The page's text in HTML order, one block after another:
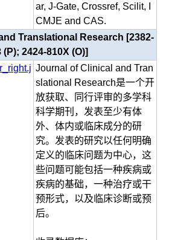
ar, J-Gate, Crossref, Scilit, I
CMJE and CAS.
Translational Research [2382-
(P); 2424-810X (O)]
Journal of Clinical and Tran
slational Research是一个开
放获取、同行评审的多学科
科学期刊，发表至少有体
外、体内或临床成分的研
究。发表的研究以任何明确
定义的临床问题为中心，这
些问题可能包括一种疾病或
疾病的基础，一种治疗或干
预形式，以及临床诊断或预
后。